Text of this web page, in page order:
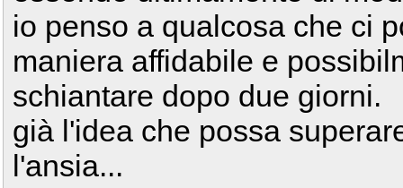
io penso a qualcosa che ci
maniera affidabile e
schiantare dopo due giorni.
già l'idea che possa
l'ansia...